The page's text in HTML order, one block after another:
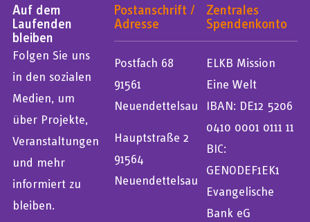
Auf dem
Laufenden
bleiben
Folgen Sie uns
in den sozialen
Medien, um
über Projekte,
Veranstaltungen
und mehr
informiert zu
bleiben.
Postanschrift /
Adresse
Postfach 68
91561
Neuendettelsau
Hauptstraße 2
91564
Neuendettelsau
Zentrales
Spendenkonto
ELKB Mission
Eine Welt
IBAN: DE12 5206
0410 0001 0111 11
BIC:
GENODEF1EK1
Evangelische
Bank eG